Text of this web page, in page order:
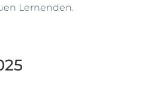
Lernenden.